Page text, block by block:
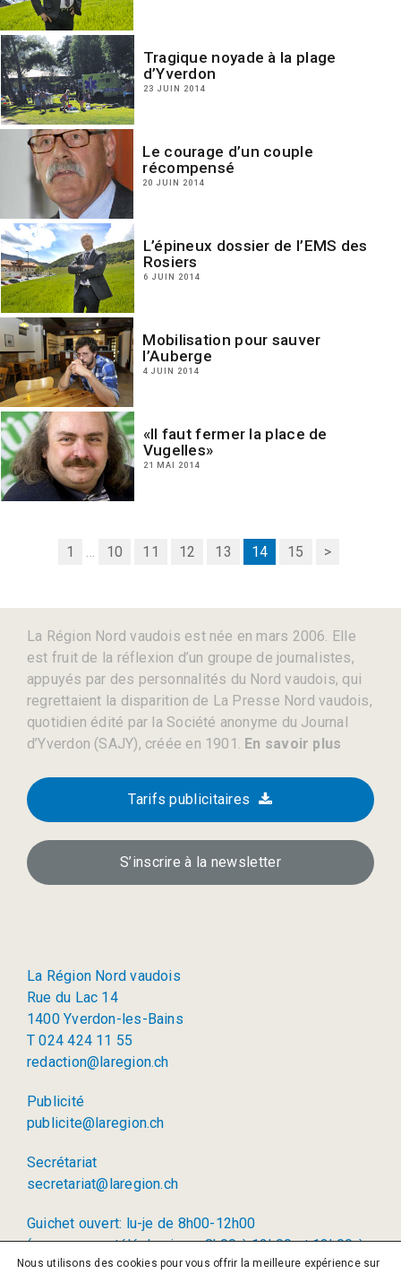
Tragique noyade à la plage
d’Yverdon
23 JUIN 2014
Le courage d’un couple
récompensé
20 JUIN 2014
L’épineux dossier de l’EMS des
Rosiers
6 JUIN 2014
Mobilisation pour sauver
l’Auberge
4 JUIN 2014
«Il faut fermer la place de
Vugelles»
21 MAI 2014
1 ... 10 11 12 13 14 15 >
La Région Nord vaudois est née en mars 2006. Elle
est fruit de la réflexion d’un groupe de journalistes,
appuyés par des personnalités du Nord vaudois, qui
regrettaient la disparition de La Presse Nord vaudois,
quotidien édité par la Société anonyme du Journal
d’Yverdon (SAJY), créée en 1901. En savoir plus
Tarifs publicitaires
S’inscrire à la newsletter
La Région Nord vaudois
Rue du Lac 14
1400 Yverdon-les-Bains
T 024 424 11 55
redaction@laregion.ch
Publicité
publicite@laregion.ch
Secrétariat
secretariat@laregion.ch
Guichet ouvert: lu-je de 8h00-12h00
(permanence téléphonique: 8h00 à 12h00 et 13h00 à
17h00)
Nous utilisons des cookies pour vous offrir la meilleure expérience sur